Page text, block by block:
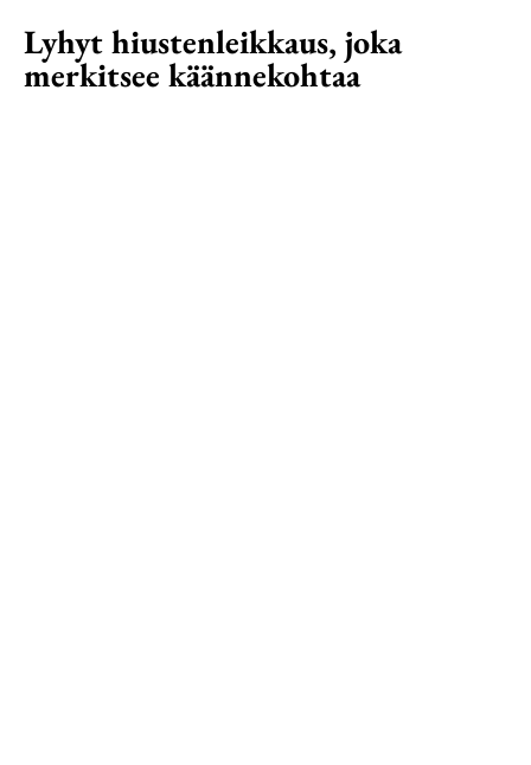
Lyhyt hiustenleikkaus, joka
merkitsee käännekohtaa